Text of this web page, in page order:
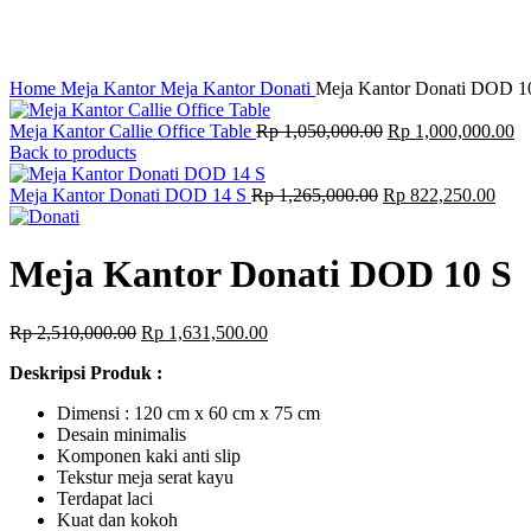
Home Meja KantorMeja Kantor Donati Meja Kantor Donati DOD
Meja Kantor Callie Office Table Rp1,050,000.00 Rp 1,000,000.00
Back to products
Meja Kantor Donati DOD 14 S Rp1,265,000.00 Rp 822,250.00
Meja Kantor Donati DOD 10 S
Rp2,510,000.00 Rp 1,631,500.00
Deskripsi Produk :
Dimensi : 120 cm x 60 cm x 75 cm
Desain minimalis
Komponen kaki anti slip
Tekstur meja serat kayu
Terdapat laci
Kuat dan kokoh